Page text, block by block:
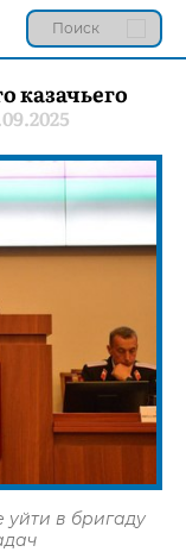
казачьего
в бригаду